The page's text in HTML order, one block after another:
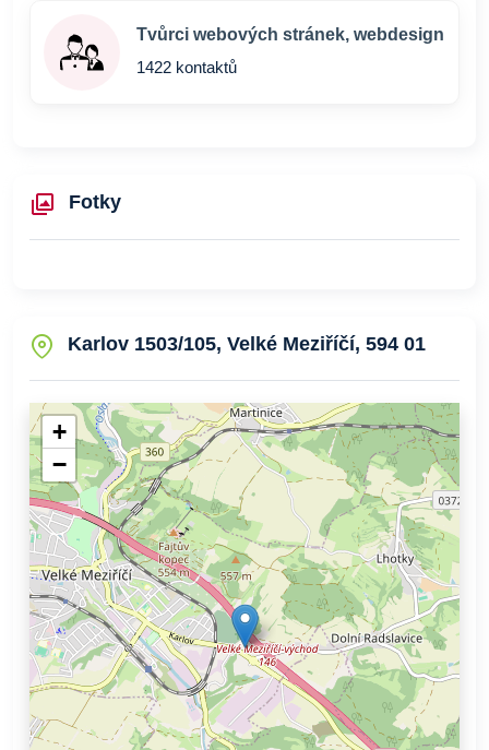
Tvůrci webových stránek, webdesign
1422 kontaktů
Fotky
Karlov 1503/105, Velké Meziříčí, 594 01
+
−